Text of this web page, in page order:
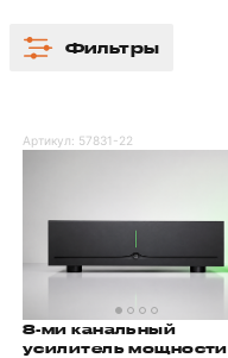
Фильтры
Артикул: 57831-22
8-ми канальный
усилитель мощности